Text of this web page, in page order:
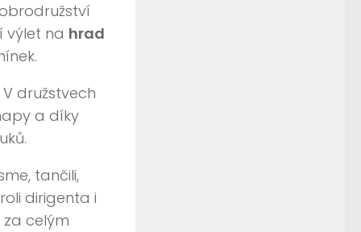
výlet na hrad
družstvech
a díky
tančili,
dirigenta i
celým